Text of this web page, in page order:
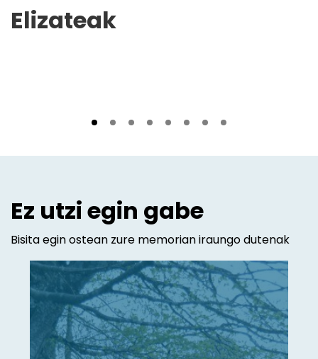
Elizateak
Ez utzi egin gabe
Bisita egin ostean zure memorian iraungo dutenak